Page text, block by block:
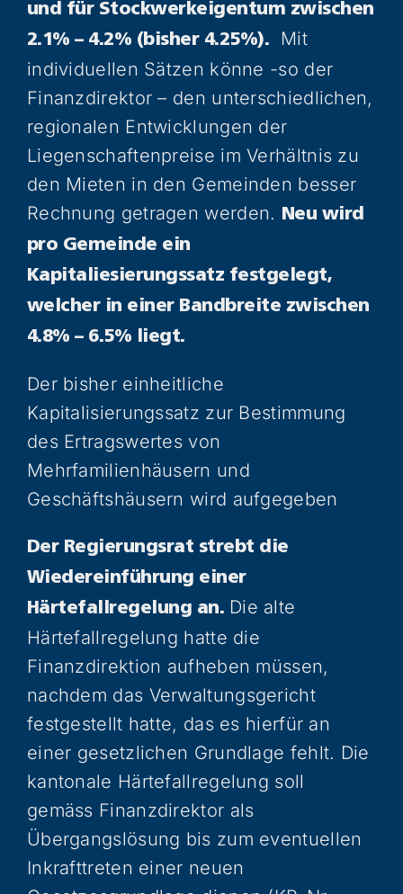
und für Stockwerkeigentum zwischen
2.1% – 4.2% (bisher 4.25%).
Mit
individuellen Sätzen könne -so der
Finanzdirektor – den unterschiedlichen,
regionalen Entwicklungen der
Liegenschaftenpreise im Verhältnis zu
den Mieten in den Gemeinden besser
Rechnung getragen werden. Neu wird
pro Gemeinde ein
Kapitaliesierungssatz festgelegt,
welcher in einer Bandbreite zwischen
4.8% – 6.5% liegt.
Der bisher einheitliche
Kapitalisierungssatz zur Bestimmung
des Ertragswertes von
Mehrfamilienhäusern und
Geschäftshäusern wird aufgegeben
Der Regierungsrat strebt die
Wiedereinführung einer
Härtefallregelung an. Die alte
Härtefallregelung hatte die
Finanzdirektion aufheben müssen,
nachdem das Verwaltungsgericht
festgestellt hatte, das es hierfür an
einer gesetzlichen Grundlage fehlt. Die
kantonale Härtefallregelung soll
gemäss Finanzdirektor als
Übergangslösung bis zum eventuellen
Inkrafttreten einer neuen